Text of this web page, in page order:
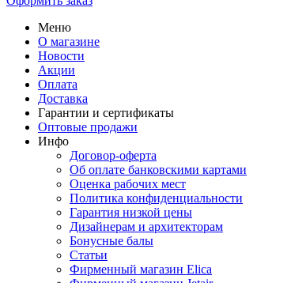
Меню
О магазине
Новости
Акции
Оплата
Доставка
Гарантии и сертификаты
Оптовые продажи
Инфо
Договор-оферта
Об оплате банковскими картами
Оценка рабочих мест
Политика конфиденциальности
Гарантия низкой цены
Дизайнерам и архитекторам
Бонусные балы
Статьи
Фирменный магазин Elica